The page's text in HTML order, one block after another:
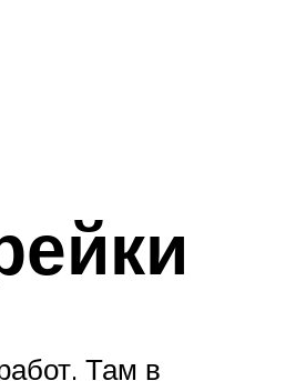
Там в